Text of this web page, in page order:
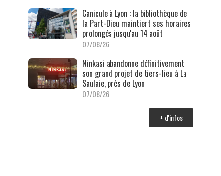
Canicule à Lyon : la bibliothèque de
la Part-Dieu maintient ses horaires
prolongés jusqu'au 14 août
07/08/26
Ninkasi abandonne définitivement
son grand projet de tiers-lieu à La
Saulaie, près de Lyon
07/08/26
+ d'infos